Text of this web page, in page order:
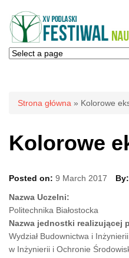
Jesteś tutaj
Strona główna » Kolorowe
Kolorowe
Posted on: 9 March 2017 By:
Nazwa Uczelni:
Politechnika Białostocka
Nazwa jednostki realizującej
Wydział Budownictwa i
w Inżynierii i Ochronie